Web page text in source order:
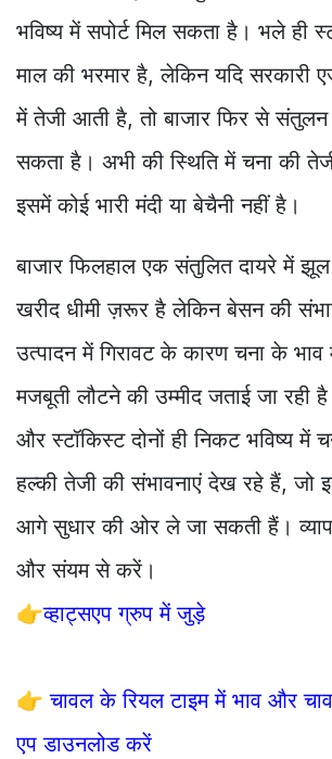
भविष्य में सपोर्ट मिल सकता है। भले ही
माल की भरमार है, लेकिन यदि सरकारी
में तेजी आती है, तो बाजार फिर से
सकता है। अभी की स्थिति में चना की
इसमें कोई भारी मंदी या बेचैनी नहीं है।
बाजार फिलहाल एक संतुलित दायरे में झूल
खरीद धीमी ज़रूर है लेकिन बेसन की
उत्पादन में गिरावट के कारण चना के भाव
मजबूती लौटने की उम्मीद जताई जा रही
और स्टॉकिस्ट दोनों ही निकट भविष्य में
हल्की तेजी की संभावनाएं देख रहे हैं, जो
आगे सुधार की ओर ले जा सकती हैं।
और संयम से करें।
👉व्हाट्सएप ग्रुप में जुड़े
👉चावल के रियल टाइम में भाव और
एप डाउनलोड करें